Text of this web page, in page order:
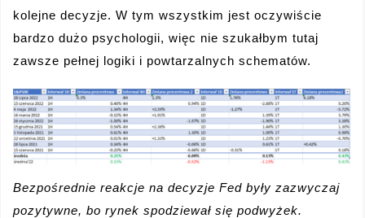
kolejne decyzje. W tym wszystkim jest oczywiście
bardzo dużo psychologii, więc nie szukałbym tutaj
zawsze pełnej logiki i powtarzalnych schematów.
Bezpośrednie reakcje na decyzje Fed były zazwyczaj
pozytywne, bo rynek spodziewał się podwyżek.